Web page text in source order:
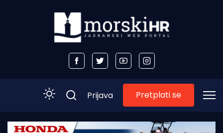
Početna
Prijava Pretplati se